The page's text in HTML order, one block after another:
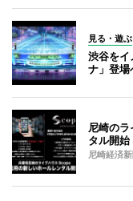
見る・遊ぶ
渋谷を
ナ」登場
尼崎の
タル開始
尼崎経済